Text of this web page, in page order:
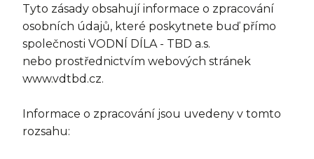
Tyto zásady obsahují informace o zpracování
osobních údajů, které poskytnete buď přímo
společnosti VODNÍ DÍLA - TBD a.s.
nebo prostřednictvím webových stránek
www.vdtbd.cz.
Informace o zpracování jsou uvedeny v tomto
rozsahu: